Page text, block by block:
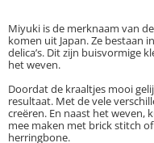
Miyuki is de merknaam van
komen uit Japan. Ze bestaan
delica’s. Dit zijn buisvormige
het weven.
Doordat de kraaltjes mooi
resultaat. Met de vele
creëren. En naast het weven,
mee maken met brick stitch
herringbone.